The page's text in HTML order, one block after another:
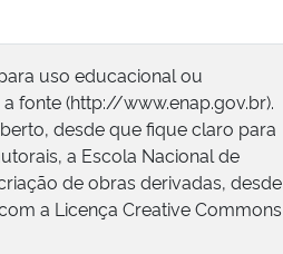
uso educacional ou
fonte (http://www.enap.gov.br).
desde que fique claro para
a Escola Nacional de
de obras derivadas, desde
a Licença Creative Commons